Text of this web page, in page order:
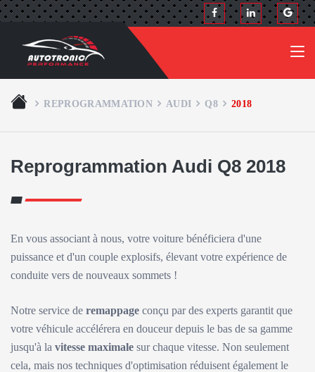
REPROGRAMMATION AUDI Q8 2018
Reprogrammation Audi Q8 2018
En vous associant à nous, votre voiture bénéficiera d'une
puissance et d'un couple explosifs, élevant votre expérience de
conduite vers de nouveaux sommets !
Notre service de remappage conçu par des experts garantit que
votre véhicule accélérera en douceur depuis le bas de sa gamme
jusqu'à la vitesse maximale sur chaque vitesse. Non seulement
cela, mais nos techniques d'optimisation réduisent également le